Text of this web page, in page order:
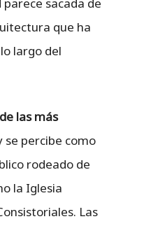
que ha
largo del
las más
se percibe como
rodeado de
la Iglesia
Las